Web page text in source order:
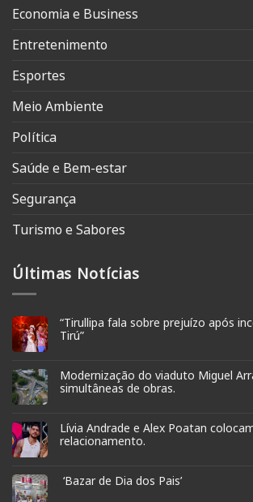
Economia e Business
Entretenimento
Esportes
Meio Ambiente
Política
Saúde e Bem-estar
Segurança
Turismo e Sabores
Últimas Notícias
“Tirullipa fala sobre prejuízo após
Tirú”
Modernização do viaduto Miguel
simultâneas de obras.
Lívia Andrade e Alex Poatan
relacionamento.
‘Bazar de Dia dos Pais’